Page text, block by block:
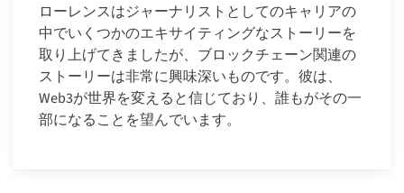
ローレンスはジャーナリストとしてのキャリアの
中でいくつかのエキサイティングなストーリーを
取り上げてきましたが、ブロックチェーン関連の
ストーリーは非常に興味深いものです。彼は、
Web3が世界を変えると信じており、誰もがその一
部になることを望んでいます。